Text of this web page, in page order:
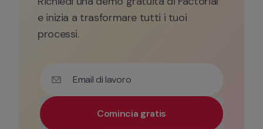
e inizia a trasformare tutti i tuoi
processi.
Email di lavoro
Comincia gratis